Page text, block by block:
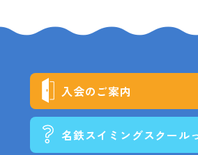
入会のご案内
名鉄スイミングスクール